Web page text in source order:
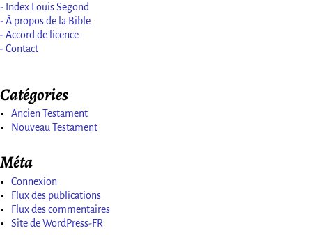
- Index Louis Segond
- À propos de la Bible
- Accord de licence
- Contact
Catégories
Ancien Testament
Nouveau Testament
Méta
Connexion
Flux des publications
Flux des commentaires
Site de WordPress-FR